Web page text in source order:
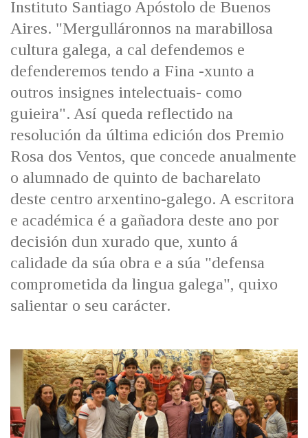
IDENTIDADE CORPORATIVA
MARCIAL DEL ADALID
CASA-MUSEO EMILIA PARDO
BAZÁN
Facebook
TwitterYoutubeInstagram
Bluesky
Instituto Santiago Apóstolo de Buenos
Aires. "Mergulláronnos na marabillosa
cultura galega, a cal defendemos e
defenderemos tendo a Fina -xunto a
outros insignes intelectuais- como
guieira". Así queda reflectido na
resolución da última edición dos Premio
Rosa dos Ventos, que concede anualmente
o alumnado de quinto de bacharelato
deste centro arxentino-galego. A escritora
e académica é a gañadora deste ano por
decisión dun xurado que, xunto á
calidade da súa obra e a súa "defensa
comprometida da lingua galega", quixo
salientar o seu carácter.